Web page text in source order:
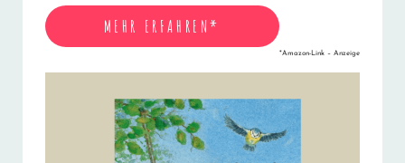
MEHR ERFAHREN*
*Amazon-Link – Anzeige